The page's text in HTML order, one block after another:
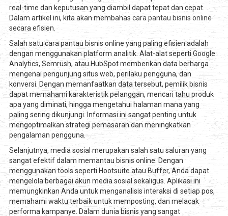
real-time dan keputusan yang diambil dapat tepat dan cepat.
Dalam artikel ini, kita akan membahas cara pantau bisnis online
secara efisien.
Salah satu cara pantau bisnis online yang paling efisien adalah
dengan menggunakan platform analitik. Alat-alat seperti Google
Analytics, Semrush, atau HubSpot memberikan data berharga
mengenai pengunjung situs web, perilaku pengguna, dan
konversi. Dengan memanfaatkan data tersebut, pemilik bisnis
dapat memahami karakteristik pelanggan, mencari tahu produk
apa yang diminati, hingga mengetahui halaman mana yang
paling sering dikunjungi. Informasi ini sangat penting untuk
mengoptimalkan strategi pemasaran dan meningkatkan
pengalaman pengguna.
Selanjutnya, media sosial merupakan salah satu saluran yang
sangat efektif dalam memantau bisnis online. Dengan
menggunakan tools seperti Hootsuite atau Buffer, Anda dapat
mengelola berbagai akun media sosial sekaligus. Aplikasi ini
memungkinkan Anda untuk menganalisis interaksi di setiap pos,
memahami waktu terbaik untuk memposting, dan melacak
performa kampanye. Dalam dunia bisnis yang sangat